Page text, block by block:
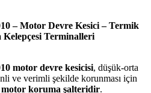
– Motor Devre Kesici – Termik
Terminalleri
motor devre kesicisi, düşük-orta
ve verimli şekilde korunması için
koruma şalteridir.